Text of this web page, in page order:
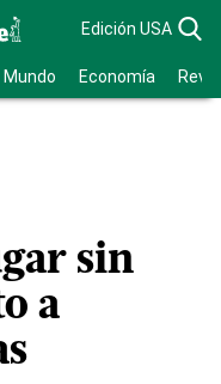
Edición USA
Mundo Economía
sin
a